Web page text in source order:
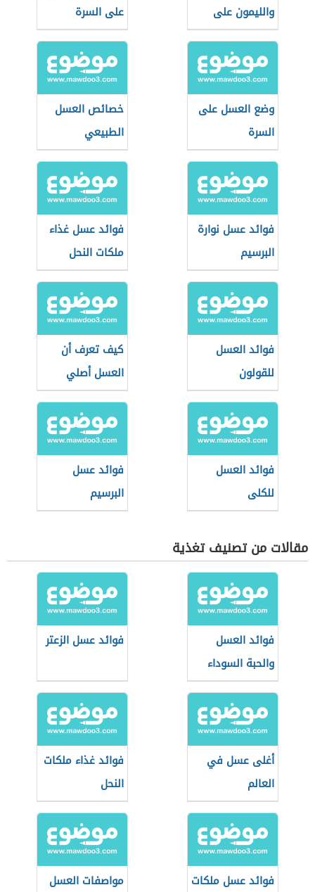
والليمون على
الريق
على السرة
وضع العسل على
السرة
خصائص العسل
الطبيعي
فوائد عسل نوارة
البرسيم
فوائد عسل غذاء
ملكات النحل
فوائد العسل
للقولون
كيف تعرف أن
العسل أصلي
فوائد العسل
للكلى
فوائد عسل
البرسيم
مقالات من تصنيف تغذية
فوائد العسل
والحبة السوداء
فوائد عسل الزعتر
أغلى عسل في
العالم
فوائد غذاء ملكات
النحل
فوائد عسل ملكات
مواصفات العسل